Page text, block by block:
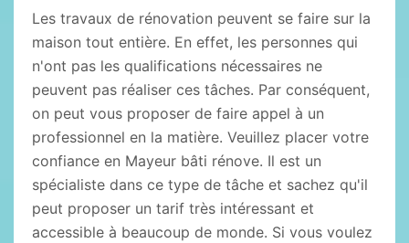
Les travaux de rénovation peuvent se faire sur la
maison tout entière. En effet, les personnes qui
n'ont pas les qualifications nécessaires ne
peuvent pas réaliser ces tâches. Par conséquent,
on peut vous proposer de faire appel à un
professionnel en la matière. Veuillez placer votre
confiance en Mayeur bâti rénove. Il est un
spécialiste dans ce type de tâche et sachez qu'il
peut proposer un tarif très intéressant et
accessible à beaucoup de monde. Si vous voulez